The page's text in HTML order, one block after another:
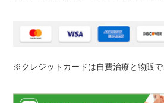
※クレジットカードは自費治療と物販で